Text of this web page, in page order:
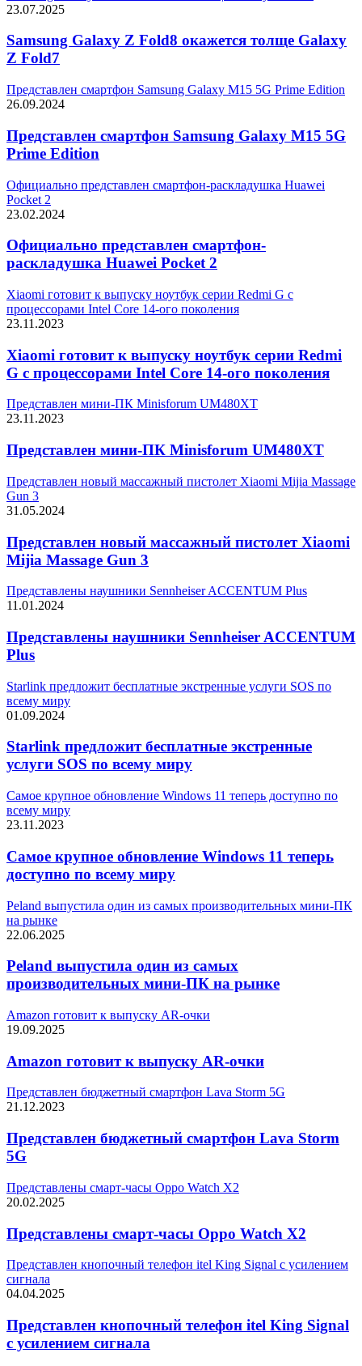
23.07.2025
Samsung Galaxy Z Fold8 окажется толще Galaxy
Z Fold7
Представлен смартфон Samsung Galaxy M15 5G Prime Edition
26.09.2024
Представлен смартфон Samsung Galaxy M15 5G
Prime Edition
Официально представлен смартфон-раскладушка Huawei
Pocket 2
23.02.2024
Официально представлен смартфон-
раскладушка Huawei Pocket 2
Xiaomi готовит к выпуску ноутбук серии Redmi G с
процессорами Intel Core 14-ого поколения
23.11.2023
Xiaomi готовит к выпуску ноутбук серии Redmi
G с процессорами Intel Core 14-ого поколения
Представлен мини-ПК Minisforum UM480XT
23.11.2023
Представлен мини-ПК Minisforum UM480XT
Представлен новый массажный пистолет Xiaomi Mijia Massage
Gun 3
31.05.2024
Представлен новый массажный пистолет Xiaomi
Mijia Massage Gun 3
Представлены наушники Sennheiser ACCENTUM Plus
11.01.2024
Представлены наушники Sennheiser ACCENTUM
Plus
Starlink предложит бесплатные экстренные услуги SOS по
всему миру
01.09.2024
Starlink предложит бесплатные экстренные
услуги SOS по всему миру
Самое крупное обновление Windows 11 теперь доступно по
всему миру
23.11.2023
Самое крупное обновление Windows 11 теперь
доступно по всему миру
Peland выпустила один из самых производительных мини-ПК
на рынке
22.06.2025
Peland выпустила один из самых
производительных мини-ПК на рынке
Amazon готовит к выпуску AR-очки
19.09.2025
Amazon готовит к выпуску AR-очки
Представлен бюджетный смартфон Lava Storm 5G
21.12.2023
Представлен бюджетный смартфон Lava Storm
5G
Представлены смарт-часы Oppo Watch X2
20.02.2025
Представлены смарт-часы Oppo Watch X2
Представлен кнопочный телефон itel King Signal с усилением
сигнала
04.04.2025
Представлен кнопочный телефон itel King Signal
с усилением сигнала